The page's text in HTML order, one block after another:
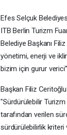
Efes Selçuk
ITB Berlin Turizm
Belediye Başkanı
yönetimi, enerji ve
bizim için gurur
Başkan Filiz
"Sürdürülebilir
tarafından verilen
sürdürülebilirlik kriteri